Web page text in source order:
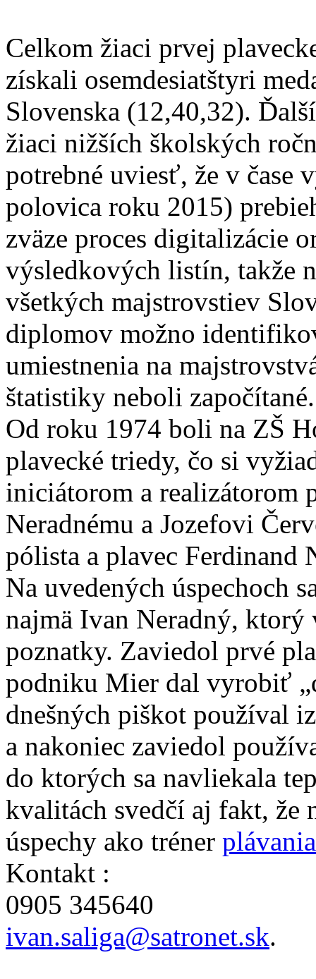
Celkom žiaci prvej
získali osemdesiatštyri
Slovenska (12,40,32).
žiaci nižších školských
potrebné uviesť, že v čase
polovica roku 2015)
zväze proces digitalizácie
výsledkových listín, takže
všetkých majstrovstiev
diplomov možno
umiestnenia na
štatistiky neboli započítané.
Od roku 1974 boli na ZŠ
plavecké triedy, čo si
iniciátorom a realizátorom
Neradnému a Jozefovi
pólista a plavec Ferdinand
Na uvedených úspechoch
najmä Ivan Neradný,
poznatky. Zaviedol prvé
podniku Mier dal vyrobiť
dnešných piškot používal
a nakoniec zaviedol
do ktorých sa navliekala
kvalitách svedčí aj fakt, že
úspechy ako tréner
Kontakt :
0905 345640
ivan.saliga@satronet.sk.